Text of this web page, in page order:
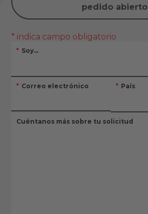
pedido abierto